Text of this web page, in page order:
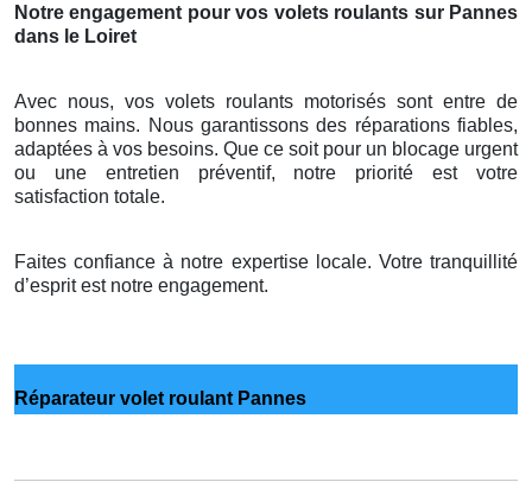
Notre engagement pour vos volets roulants sur Pannes
dans le Loiret
Avec nous, vos volets roulants motorisés sont entre de
bonnes mains. Nous garantissons des réparations fiables,
adaptées à vos besoins. Que ce soit pour un blocage urgent
ou une entretien préventif, notre priorité est votre
satisfaction totale.
Faites confiance à notre expertise locale. Votre tranquillité
d’esprit est notre engagement.
Réparateur volet roulant Pannes